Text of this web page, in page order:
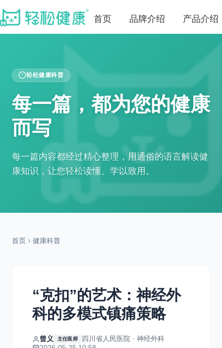
首页 品牌介绍 产品介绍
轻松健康科普
每一篇，都为您的健康
而写
每一篇内容都经过精心整理，用通俗的语言解读健
康知识，让您轻松读懂、学以致用。
首页 健康科普
“克扣”的艺术：神经外
科的多模式镇痛策略
曾义 主任医师
四川省人民医院 · 神经外科